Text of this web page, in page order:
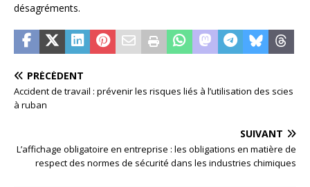
désagréments.
PRÉCÉDENT
Accident de travail : prévenir les risques liés à l’utilisation des scies
à ruban
SUIVANT
L’affichage obligatoire en entreprise : les obligations en matière de
respect des normes de sécurité dans les industries chimiques